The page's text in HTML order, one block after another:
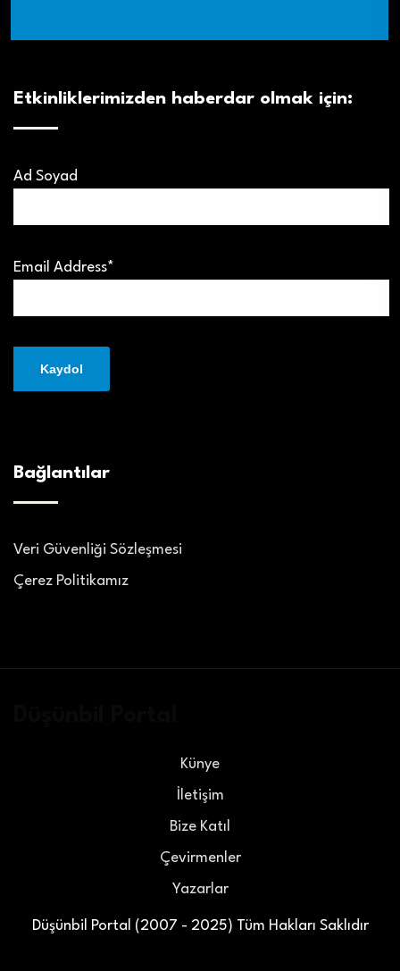
Etkinliklerimizden haberdar olmak için:
Ad Soyad
Email Address*
Bağlantılar
Veri Güvenliği Sözleşmesi
Çerez Politikamız
Düşünbil Portal (2007 - 2025) Tüm Hakları Saklıdır
Künye
İletişim
Bize Katıl
Çevirmenler
Yazarlar